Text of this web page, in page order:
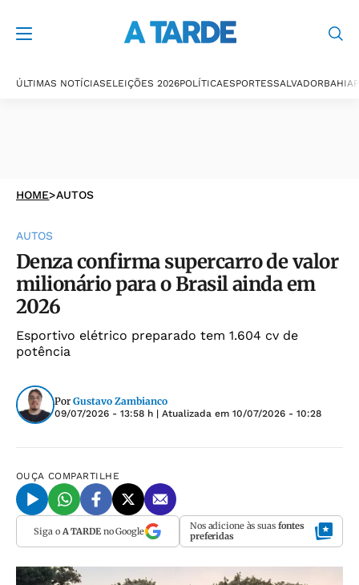
ÚLTIMAS NOTÍCIASELEIÇÕES 2026POLÍTICAESPORTESSALVADORBAHIA
HOME>AUTOS
AUTOS
Denza confirma supercarro de valor
milionário para o Brasil ainda em
2026
Esportivo elétrico preparado tem 1.604 cv de
potência
Por Gustavo Zambianco
09/07/2026 - 13:58 h | Atualizada em 10/07/2026 - 10:28
OUÇA COMPARTILHE
Siga o A TARDEno Google Nos adicione às suas fontes
preferidas